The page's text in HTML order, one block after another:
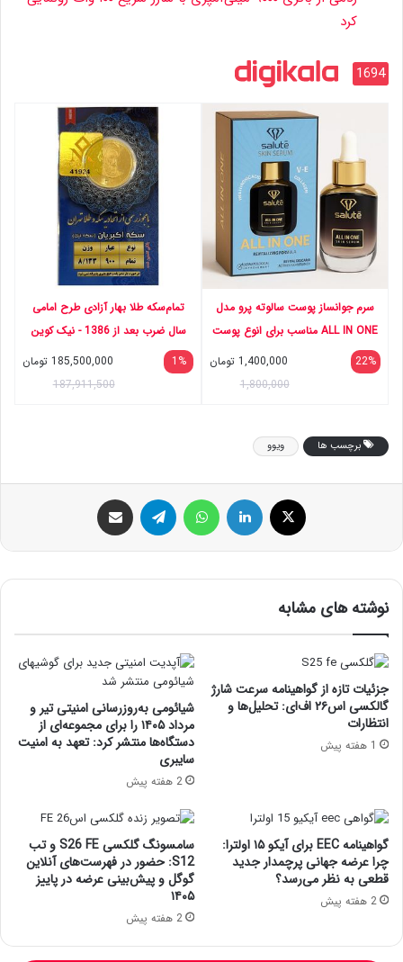
کرد
1694
سرم جوانساز پوست سالوته پرو مدل
ALL IN ONE مناسب برای انوع پوست
22%
1,400,000 تومان
1,800,000
تمام‌سکه طلا بهار آزادی طرح امامی
سال ضرب بعد از 1386 - نیک کوین
1%
185,500,000 تومان
187,911,500
برچسب ها ویوو
ایکس لینکداین تلگرام
نوشته های مشابه
جزئیات تازه از گواهینامه سرعت شارژ
گالکسی اس۲۶ اف‌ای: تحلیل‌ها و
انتظارات
1 هفته پیش
شیائومی به‌روزرسانی امنیتی تیر و
مرداد ۱۴۰۵ را برای مجموعه‌ای از
دستگاه‌ها منتشر کرد: تعهد به امنیت
سایبری
2 هفته پیش
گواهینامه EEC برای آیکو ۱۵ اولترا:
چرا عرضه جهانی پرچمدار جدید
قطعی به نظر می‌رسد؟
2 هفته پیش
سامسونگ گلکسی S26 FE و تب
S12: حضور در فهرست‌های آنلاین
گوگل و پیش‌بینی عرضه در پاییز
۱۴۰۵
2 هفته پیش